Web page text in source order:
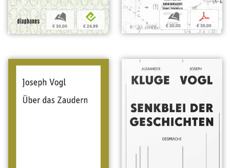
b
€ 30,00
e
€ 24,99
b
€ 30,00
p
€ 30,00